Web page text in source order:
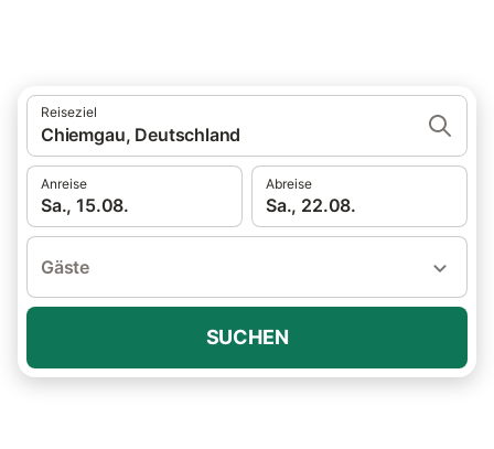
Reiseziel
Chiemgau, Deutschland
Anreise
Sa., 15.08.
Abreise
Sa., 22.08.
Gäste
SUCHEN